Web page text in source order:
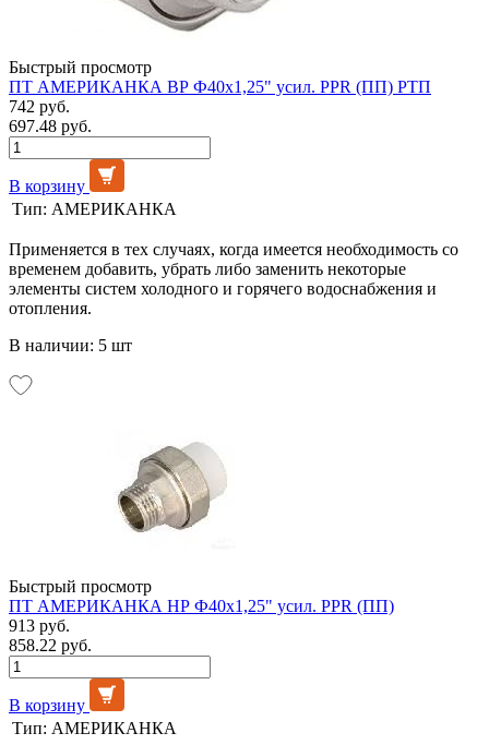
Быстрый просмотр
ПТ АМЕРИКАНКА ВР Ф40х1,25" усил. PPR (ПП) РТП
742 руб.
697.48 руб.
В корзину
Тип: АМЕРИКАНКА
Применяется в тех случаях, когда имеется необходимость со
временем добавить, убрать либо заменить некоторые
элементы систем холодного и горячего водоснабжения и
отопления.
В наличии: 5 шт
Быстрый просмотр
ПТ АМЕРИКАНКА НР Ф40х1,25" усил. PPR (ПП)
913 руб.
858.22 руб.
В корзину
Тип: АМЕРИКАНКА